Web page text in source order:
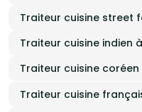
Traiteur cuisine street
Traiteur cuisine indien
Traiteur cuisine coréen
Traiteur cuisine